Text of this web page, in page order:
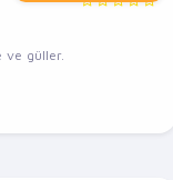
ve güller.